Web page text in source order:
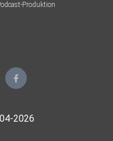
Produktion
2026